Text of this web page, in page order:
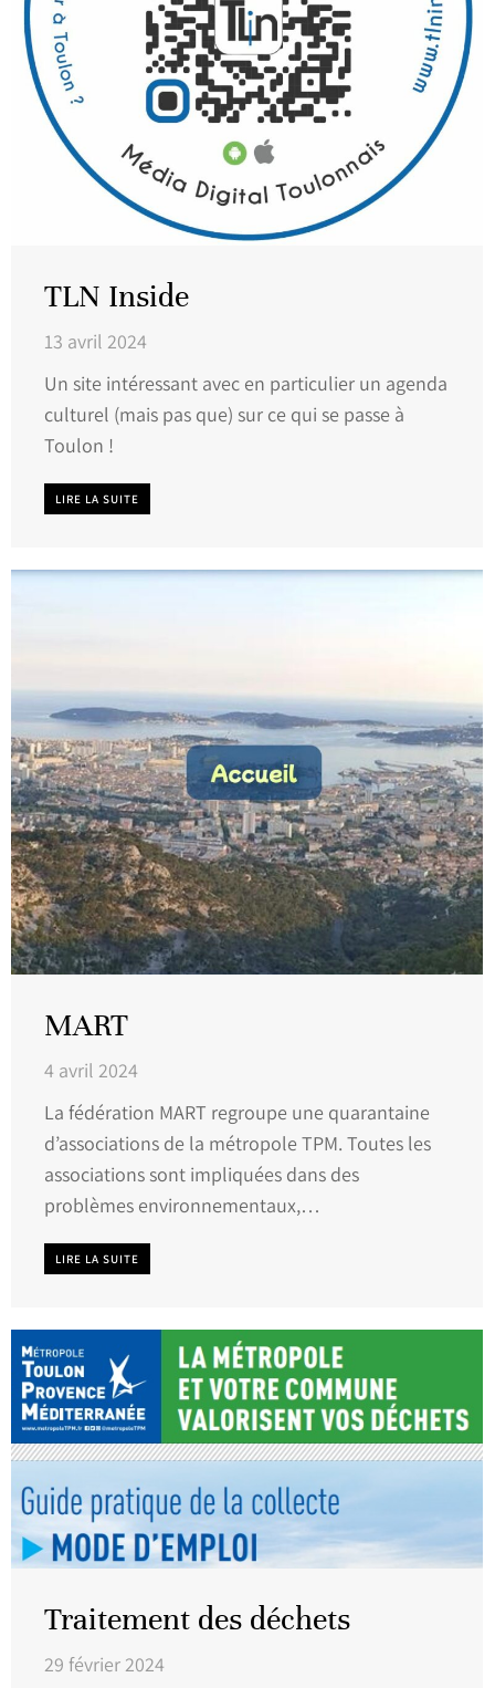
TLN Inside
13 avril 2024
Un site intéressant avec en particulier un agenda
culturel (mais pas que) sur ce qui se passe à
Toulon !
LIRE LA SUITE
MART
4 avril 2024
La fédération MART regroupe une quarantaine
d’associations de la métropole TPM. Toutes les
associations sont impliquées dans des
problèmes environnementaux,…
LIRE LA SUITE
Traitement des déchets
29 février 2024